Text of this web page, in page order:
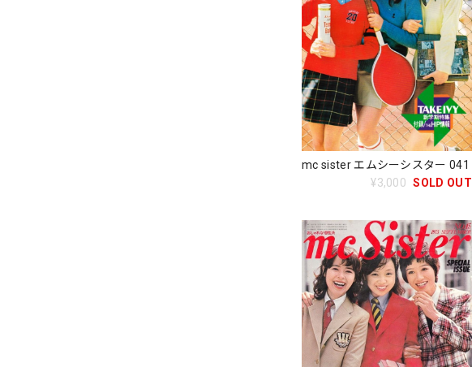
mc sister エムシーシスター 041
¥3,000 SOLD OUT